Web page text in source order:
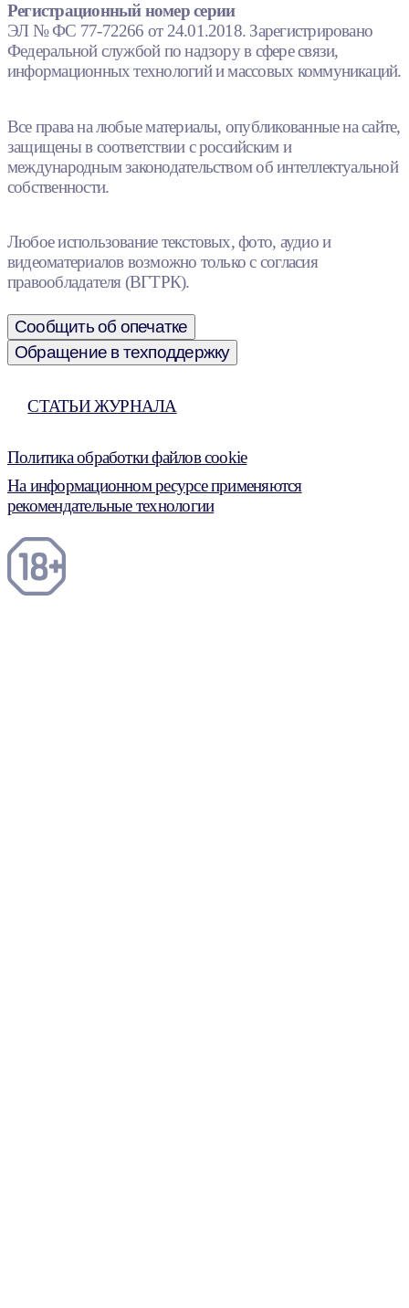
Регистрационный номер серии
ЭЛ № ФС 77-72266 от 24.01.2018. Зарегистрировано
Федеральной службой по надзору в сфере связи,
информационных технологий и массовых коммуникаций.
Все права на любые материалы, опубликованные на сайте,
защищены в соответствии с российским и
международным законодательством об интеллектуальной
собственности.
Любое использование текстовых, фото, аудио и
видеоматериалов возможно только с согласия
правообладателя (ВГТРК).
Сообщить об опечатке
Обращение в техподдержку
СТАТЬИ ЖУРНАЛА
Политика обработки файлов cookie
На информационном ресурсе применяются
рекомендательные технологии